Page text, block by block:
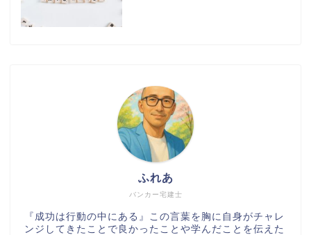
バンカー宅建士
ふれあ
『成功は行動の中にある』この言葉を胸に自身がチャレ
ンジしてきたことで良かったことや学んだことを伝えた